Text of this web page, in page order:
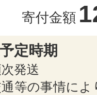
寄付金額
定時期
発送
等の事情によ